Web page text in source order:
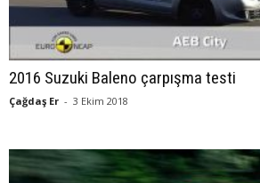
2016 Suzuki Baleno çarpışma testi
Çağdaş Er - 3 Ekim 2018